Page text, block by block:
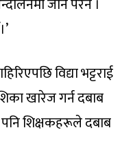
जानै परेन ।
विद्या भट्टराई
खारेज गर्न दबाब
पनि शिक्षकहरूले दबाब